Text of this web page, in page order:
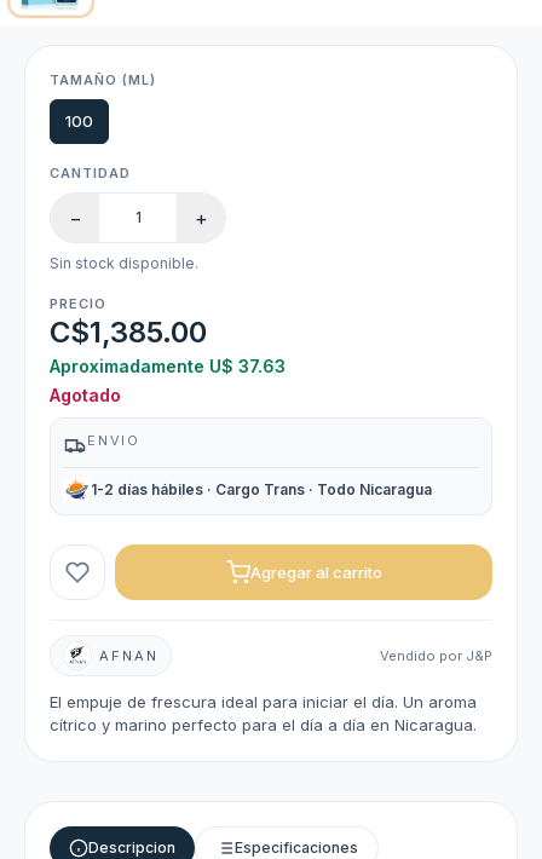
AFNAN Vendido por J&P
El empuje de frescura ideal para iniciar el día. Un aroma
cítrico y marino perfecto para el día a día en Nicaragua.
PRECIO
C$1,385.00
Aproximadamente U$ 37.63
Agotado
ENVIO
1-2 días hábiles · Cargo Trans · Todo Nicaragua
TAMAÑO (ML)
100
CANTIDAD
− +
Sin stock disponible.
Agregar al carrito
Descripcion Especificaciones